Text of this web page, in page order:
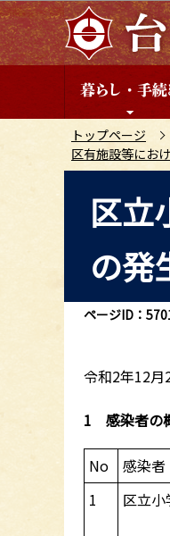
こ
の
ペ
トップページ
区有施設等にお
ら
区立
の発
ページID：
令和2年12月
1 感染者の
No 感染者
1
区立